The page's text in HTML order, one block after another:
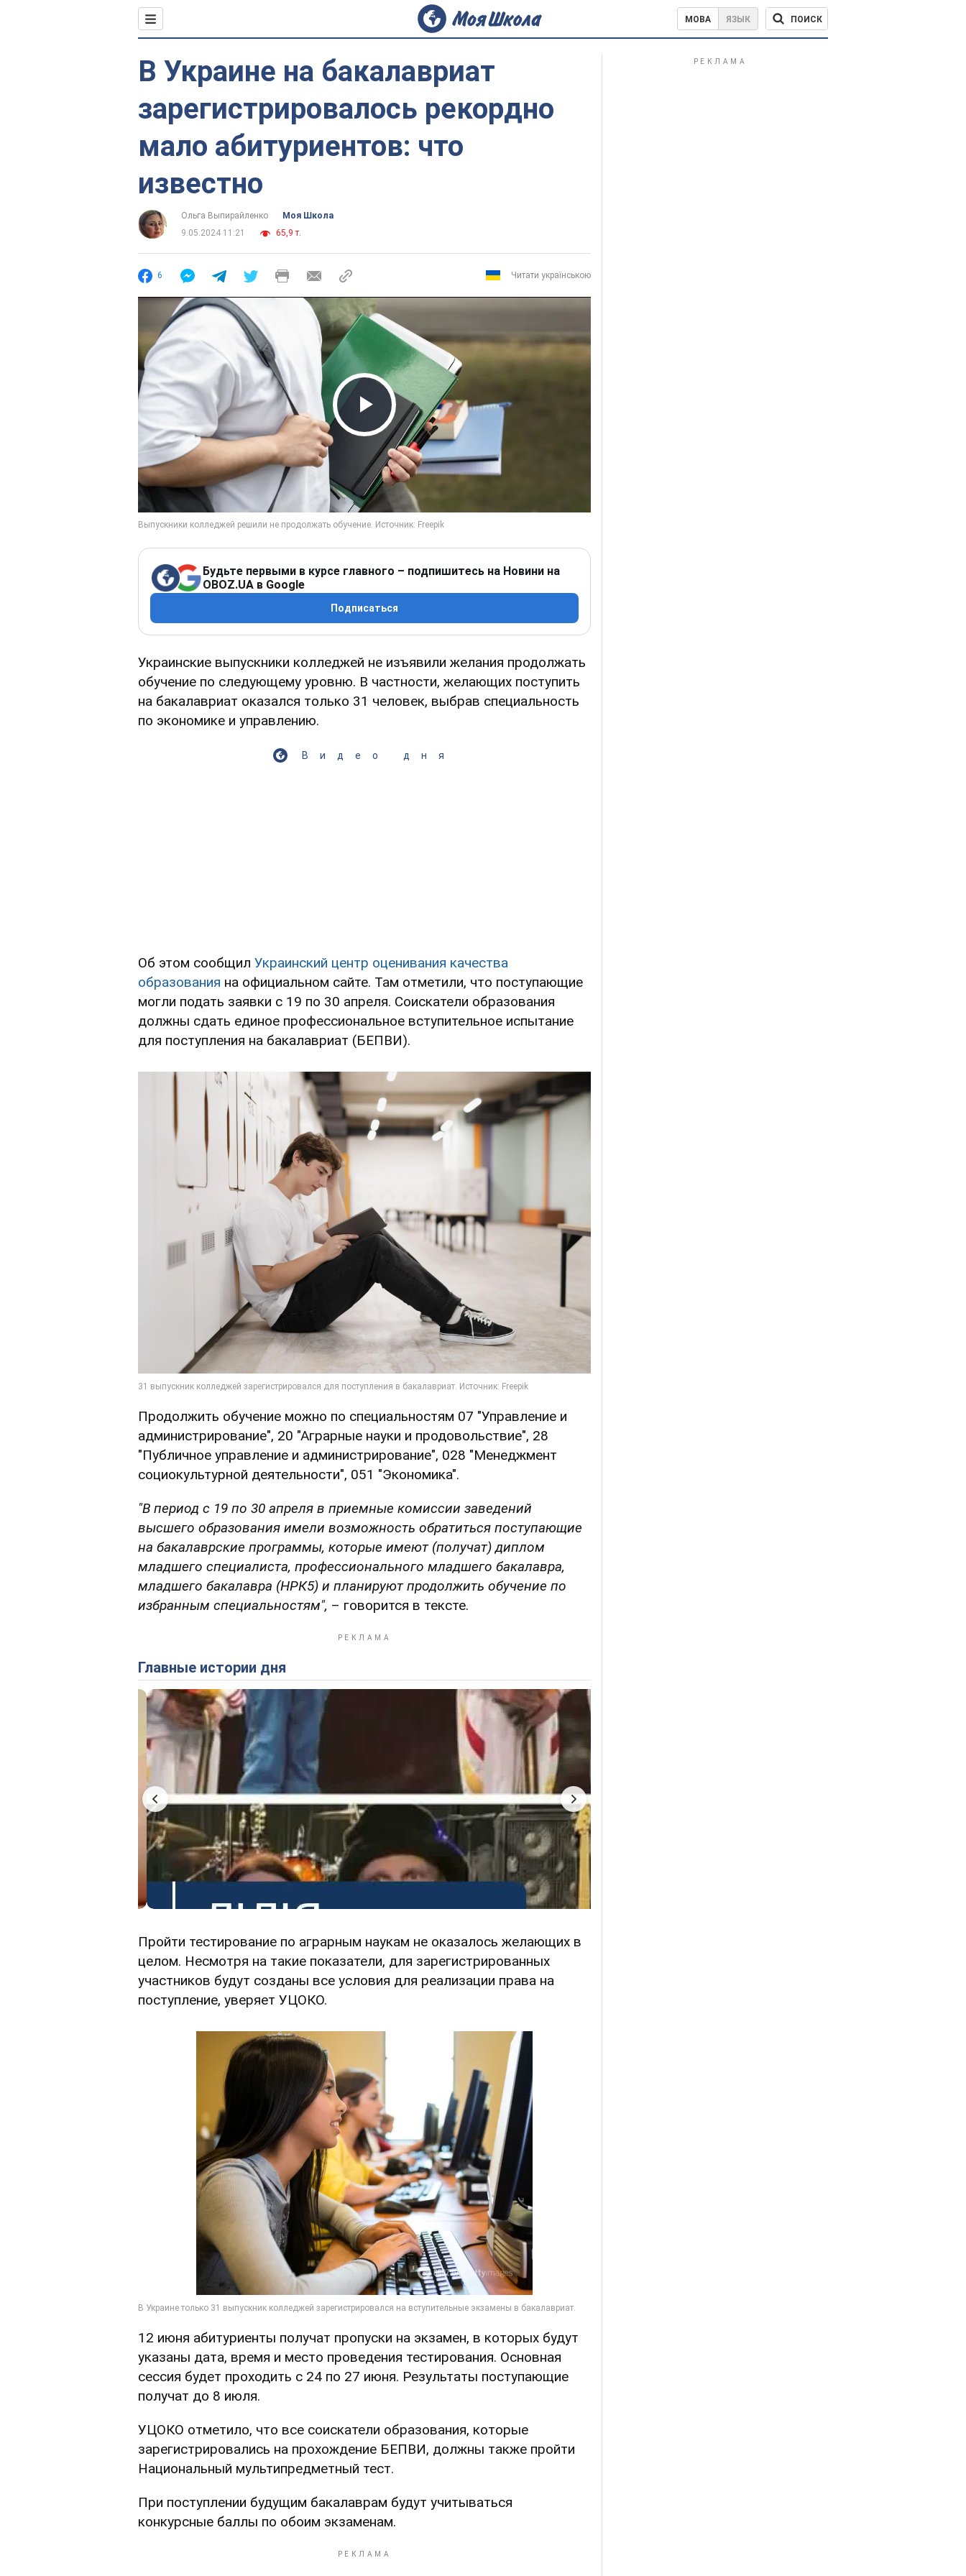
МОВА ЯЗЫК ПОИСК
В Украине на бакалавриат
зарегистрировалось рекордно
мало абитуриентов: что
известно
Ольга Выпирайленко
Моя Школа
9.05.2024 11:21
65,9 т.
6 Читати українською
Play Video
Будьте первыми в курсе главного – подпишитесь на Новини на
OBOZ.UA в Google
Подписаться
Украинские выпускники колледжей не изъявили желания продолжать
обучение по следующему уровню. В частности, желающих поступить
на бакалавриат оказался только 31 человек, выбрав специальность
по экономике и управлению.
Видео дня
Об этом сообщил Украинский центр оценивания качества
образования на официальном сайте. Там отметили, что поступающие
могли подать заявки с 19 по 30 апреля. Соискатели образования
должны сдать единое профессиональное вступительное испытание
для поступления на бакалавриат (БЕПВИ).
Продолжить обучение можно по специальностям 07 "Управление и
администрирование", 20 "Аграрные науки и продовольствие", 28
"Публичное управление и администрирование", 028 "Менеджмент
социокультурной деятельности", 051 "Экономика".
"В период с 19 по 30 апреля в приемные комиссии заведений
высшего образования имели возможность обратиться поступающие
на бакалаврские программы, которые имеют (получат) диплом
младшего специалиста, профессионального младшего бакалавра,
младшего бакалавра (НРК5) и планируют продолжить обучение по
избранным специальностям", – говорится в тексте.
Главные истории дня
Пройти тестирование по аграрным наукам не оказалось желающих в
целом. Несмотря на такие показатели, для зарегистрированных
участников будут созданы все условия для реализации права на
поступление, уверяет УЦОКО.
12 июня абитуриенты получат пропуски на экзамен, в которых будут
указаны дата, время и место проведения тестирования. Основная
сессия будет проходить с 24 по 27 июня. Результаты поступающие
получат до 8 июля.
УЦОКО отметило, что все соискатели образования, которые
зарегистрировались на прохождение БЕПВИ, должны также пройти
Национальный мультипредметный тест.
При поступлении будущим бакалаврам будут учитываться
конкурсные баллы по обоим экзаменам.